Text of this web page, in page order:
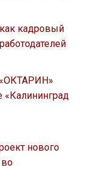
кадровый
«Калининград
нового
во